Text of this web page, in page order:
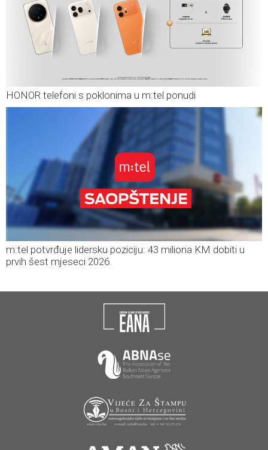
HONOR telefoni s poklonima u m:tel ponudi
m:tel potvrđuje lidersku poziciju: 43 miliona KM dobiti u
prvih šest mjeseci 2026.